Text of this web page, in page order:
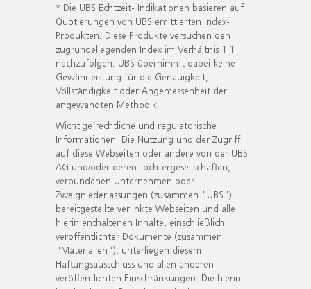
* Die UBS Echtzeit- Indikationen basieren auf
Quotierungen von UBS emittierten Index-
Produkten. Diese Produkte versuchen den
zugrundeliegenden Index im Verhältnis 1:1
nachzufolgen. UBS übernimmt dabei keine
Gewährleistung für die Genauigkeit,
Vollständigkeit oder Angemessenheit der
angewandten Methodik.
Wichtige rechtliche und regulatorische
Informationen. Die Nutzung und der Zugriff
auf diese Webseiten oder andere von der UBS
AG und/oder deren Tochtergesellschaften,
verbundenen Unternehmen oder
Zweigniederlassungen (zusammen "UBS")
bereitgestellte verlinkte Webseiten und alle
hierin enthaltenen Inhalte, einschließlich
veröffentlichter Dokumente (zusammen
"Materialien"), unterliegen diesem
Haftungsausschluss und allen anderen
veröffentlichten Einschränkungen. Die hierin